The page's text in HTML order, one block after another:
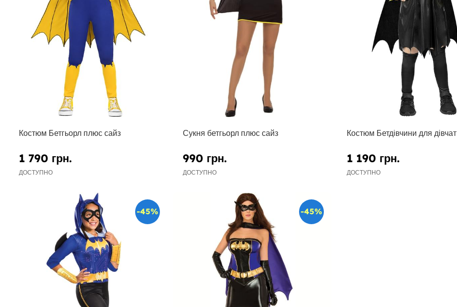
Костюм Бетгьорл плюс сайз
1 790 грн.
ДОСТУПНО
Сукня бетгьорл плюс сайз
990 грн.
ДОСТУПНО
Костюм Бетдівчини для дівчат
1 190 грн.
ДОСТУПНО
-45% -45%